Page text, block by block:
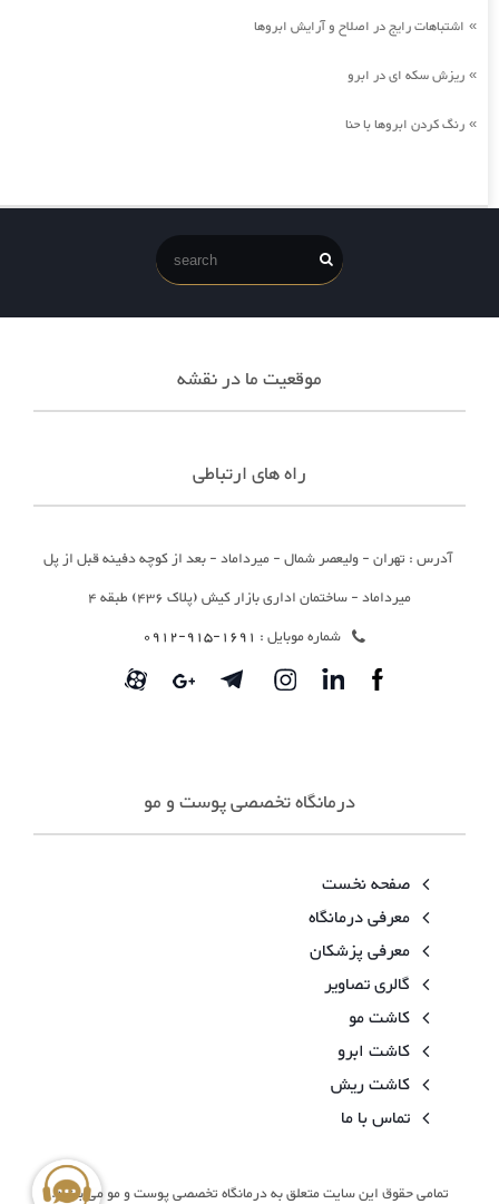
» اشتباهات رایج در اصلاح و آرایش ابروها
» ریزش سکه ای در ابرو
» رنگ کردن ابروها با حنا
موقعیت ما در نقشه
راه های ارتباطی
آدرس : تهران - ولیعصر شمال - میرداماد - بعد از کوچه دفینه قبل از پل
میرداماد - ساختمان اداری بازار کیش (پلاک 436) طبقه 4
شماره موبایل : 1691-915-0912
درمانگاه تخصصی پوست و مو
صفحه نخست
معرفی درمانگاه
معرفی پزشکان
گالری تصاویر
کاشت مو
کاشت ابرو
کاشت ریش
تماس با ما
تمامی حقوق این سایت متعلق به درمانگاه تخصصی پوست و مو می باشد.